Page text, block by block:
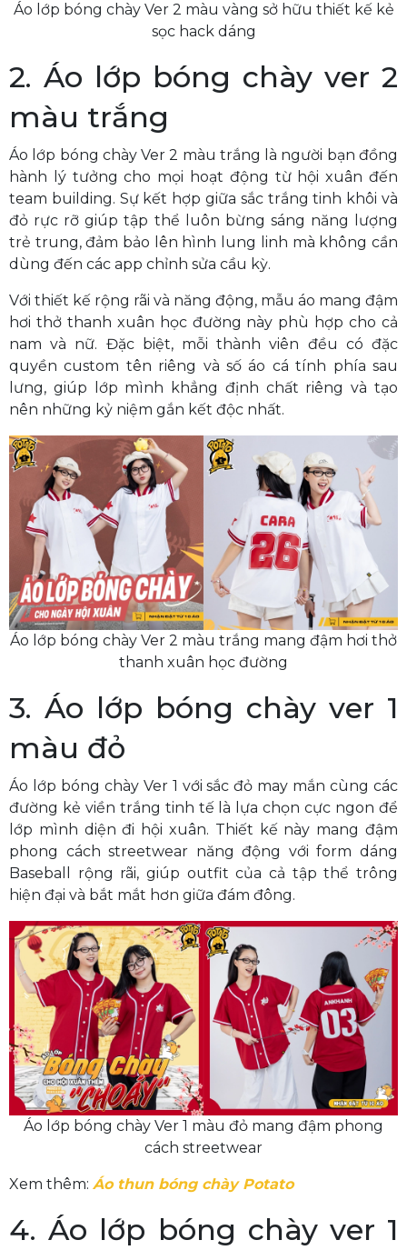
Áo lớp bóng chày Ver 2 màu vàng sở hữu thiết kế kẻ
sọc hack dáng
2. Áo lớp bóng chày ver 2
màu trắng
Áo lớp bóng chày Ver 2 màu trắng là người bạn đồng
hành lý tưởng cho mọi hoạt động từ hội xuân đến
team building. Sự kết hợp giữa sắc trắng tinh khôi và
đỏ rực rỡ giúp tập thể luôn bừng sáng năng lượng
trẻ trung, đảm bảo lên hình lung linh mà không cần
dùng đến các app chỉnh sửa cầu kỳ.
Với thiết kế rộng rãi và năng động, mẫu áo mang đậm
hơi thở thanh xuân học đường này phù hợp cho cả
nam và nữ. Đặc biệt, mỗi thành viên đều có đặc
quyền custom tên riêng và số áo cá tính phía sau
lưng, giúp lớp mình khẳng định chất riêng và tạo
nên những kỷ niệm gắn kết độc nhất.
Áo lớp bóng chày Ver 2 màu trắng mang đậm hơi thở
thanh xuân học đường
3. Áo lớp bóng chày ver 1
màu đỏ
Áo lớp bóng chày Ver 1 với sắc đỏ may mắn cùng các
đường kẻ viền trắng tinh tế là lựa chọn cực ngon để
lớp mình diện đi hội xuân. Thiết kế này mang đậm
phong cách streetwear năng động với form dáng
Baseball rộng rãi, giúp outfit của cả tập thể trông
hiện đại và bắt mắt hơn giữa đám đông.
Áo lớp bóng chày Ver 1 màu đỏ mang đậm phong
cách streetwear
Xem thêm: Áo thun bóng chày Potato
4. Áo lớp bóng chày ver 1